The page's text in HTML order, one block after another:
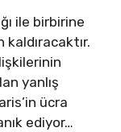
ile birbirine
yanlış
ücra
ediyor…